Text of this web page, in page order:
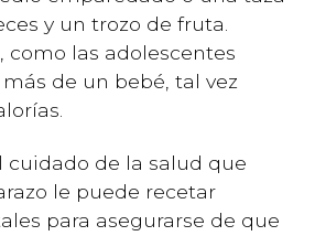
y un trozo de fruta.
como las adolescentes
de un bebé, tal vez
cuidado de la salud que
le puede recetar
para asegurarse de que